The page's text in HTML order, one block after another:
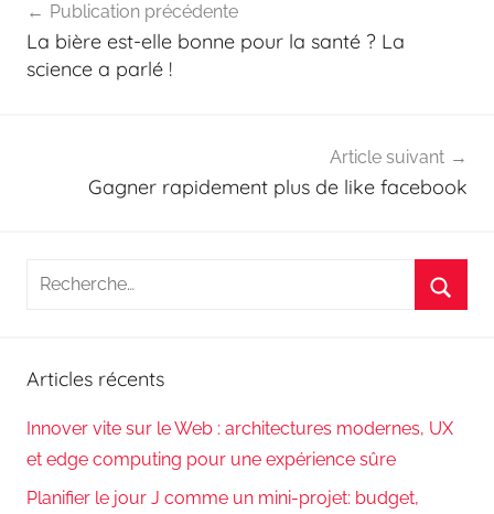
de
l’article
Publication précédente
La bière est-elle bonne pour la santé ? La
science a parlé !
Article suivant
Gagner rapidement plus de like facebook
Recherche
Articles récents
Innover vite sur le Web : architectures modernes, UX
et edge computing pour une expérience sûre
Planifier le jour J comme un mini-projet: budget,